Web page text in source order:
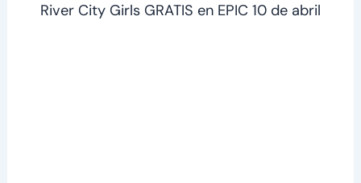
River City Girls GRATIS en EPIC 10 de abril